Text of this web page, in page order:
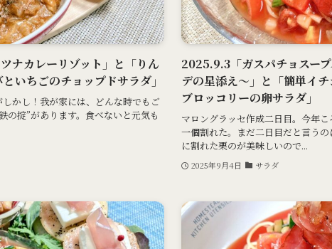
ナカレーリゾット」と「りん
いちごのチョップドサラダ」
かし！我が家には、どんな時でもご
の掟”があります。食べないと元気も
2025.9.3「ガスパチョスー
デの星添え～」と「簡単イ
ブロッコリーの卵サラダ」
マロングラッセ作成二日目。今年
一個割れた。まだ二日目だと言う
に割れた栗のが美味しいので...
2025年9月4日 サラダ